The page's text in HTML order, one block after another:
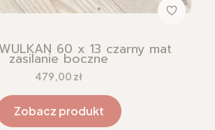
60 x 13 czarny mat
zasilanie boczne
Cena
479,00 zł
Zobacz produkt